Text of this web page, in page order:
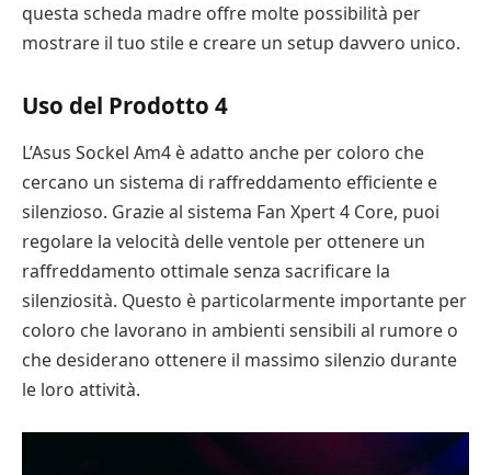
questa scheda madre offre molte possibilità per
mostrare il tuo stile e creare un setup davvero unico.
Uso del Prodotto 4
L’Asus Sockel Am4 è adatto anche per coloro che
cercano un sistema di raffreddamento efficiente e
silenzioso. Grazie al sistema Fan Xpert 4 Core, puoi
regolare la velocità delle ventole per ottenere un
raffreddamento ottimale senza sacrificare la
silenziosità. Questo è particolarmente importante per
coloro che lavorano in ambienti sensibili al rumore o
che desiderano ottenere il massimo silenzio durante
le loro attività.